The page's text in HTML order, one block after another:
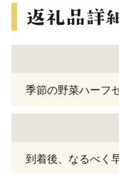
季節の野菜ハーフ
到着後、なるべく